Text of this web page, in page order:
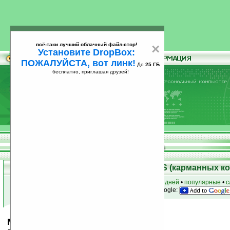
25
Скачать программы для Palm OS (карманных
за 7 дней • популярные •
на Google:
Mako Green
×
всё-таки лучший облачный файл-стор!
Установите DropBox:
ПОЖАЛУЙСТА, вот линк! До 25 ГБ
бесплатно, приглашая друзей!